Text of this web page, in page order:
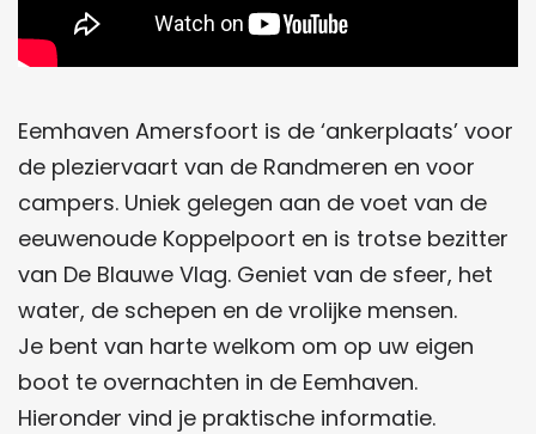
Eemhaven Amersfoort is de ‘ankerplaats’ voor
de pleziervaart van de Randmeren en voor
campers. Uniek gelegen aan de voet van de
eeuwenoude Koppelpoort en is trotse bezitter
van De Blauwe Vlag. Geniet van de sfeer, het
water, de schepen en de vrolijke mensen.
Je bent van harte welkom om op uw eigen
boot te overnachten in de Eemhaven.
Hieronder vind je praktische informatie.